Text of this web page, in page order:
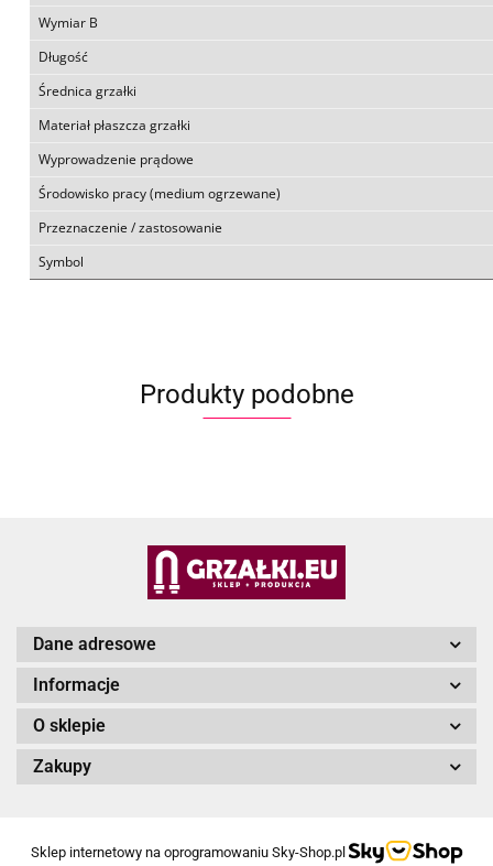
Wymiar B
Długość
Średnica grzałki
Materiał płaszcza grzałki
Wyprowadzenie prądowe
Środowisko pracy (medium ogrzewane)
Przeznaczenie / zastosowanie
Symbol
Produkty podobne
Dane adresowe
Informacje
O sklepie
Zakupy
Sklep internetowy na oprogramowaniu Sky-Shop.pl